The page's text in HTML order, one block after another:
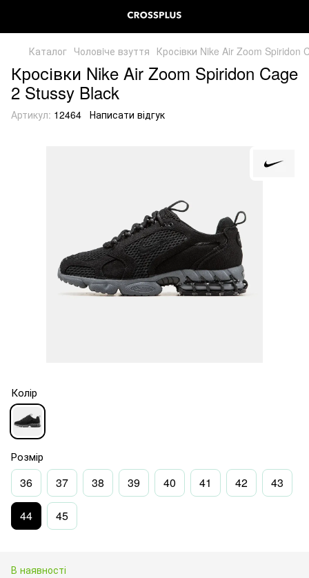
Каталог Чоловiче взуття Кросівки Nike Air Zoom Spiridon
Кросівки Nike Air Zoom Spiridon Cage
2 Stussy Black
Артикул: 12464 Написати відгук
Колір
Розмір
36 37 38 39 40 41 42 43
44 45
В наявності